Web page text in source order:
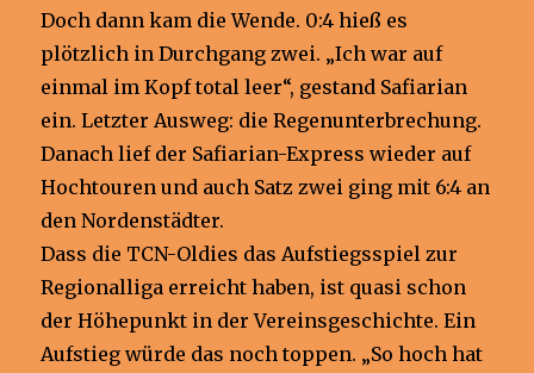
Doch dann kam die Wende. 0:4 hieß es
plötzlich in Durchgang zwei. „Ich war auf
einmal im Kopf total leer“, gestand Safiarian
ein. Letzter Ausweg: die Regenunterbrechung.
Danach lief der Safiarian-Express wieder auf
Hochtouren und auch Satz zwei ging mit 6:4 an
den Nordenstädter.
Dass die TCN-Oldies das Aufstiegsspiel zur
Regionalliga erreicht haben, ist quasi schon
der Höhepunkt in der Vereinsgeschichte. Ein
Aufstieg würde das noch toppen. „So hoch hat